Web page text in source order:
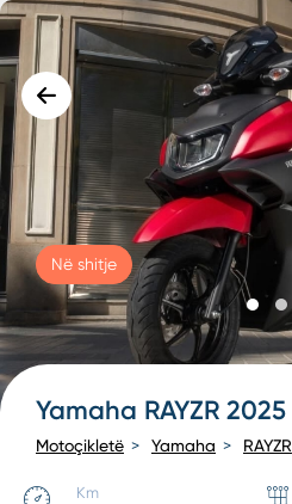
Në shitje
Yamaha RAYZR 2025
Motoçikletë Yamaha RAYZR
Km